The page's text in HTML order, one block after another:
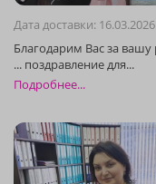
Дата доставки: 16.03.2026
Подробнее...